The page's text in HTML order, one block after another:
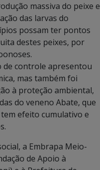
massiva do peixe e
das larvas do
possam ter pontos
destes peixes, por
controle apresentou
mas também foi
à proteção ambiental,
do veneno Abate, que
efeito cumulativo e
a Embrapa Meio-
de Apoio à